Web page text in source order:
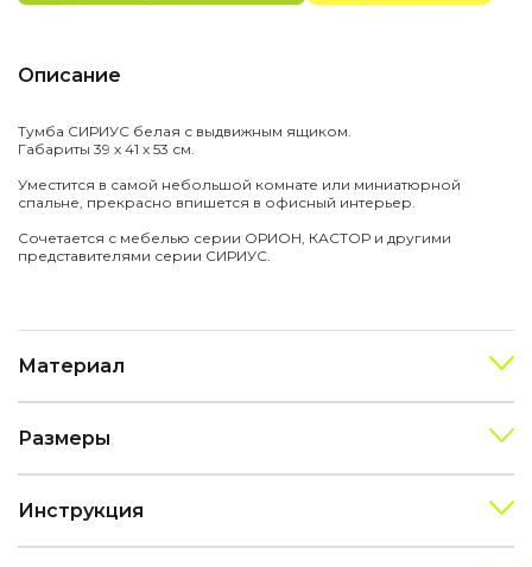
Описание
Тумба СИРИУС белая с выдвижным ящиком.
Габариты 39 х 41 х 53 см.
Уместится в самой небольшой комнате или миниатюрной
спальне, прекрасно впишется в офисный интерьер.
Сочетается с мебелью серии ОРИОН, КАСТОР и другими
представителями серии СИРИУС.
Материал
Размеры
Инструкция